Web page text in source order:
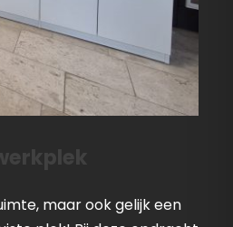
maar ook gelijk een